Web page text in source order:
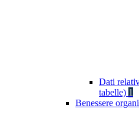
Dati
tabelle) 1
Benessere